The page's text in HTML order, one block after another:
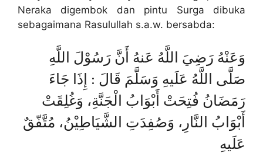
Neraka digembok dan pintu Surga dibuka
sebagaimana Rasulullah s.a.w. bersabda:
وَعَنْهُ رَضِيَ اللَّهُ عَنهُ أَنَّ رَسُوْلَ اللَّهِ
صَلَّى اللَّهُ عَلَيهِ وَسَلَّمَ قَالَ : إِذَا جَاءَ
رَمَضَانُ فُتِحَتْ أَبْوَابُ الْجَنَّةِ، وَغُلِقَتْ
أَبْوَابُ النَّارِ، وَصُفِدَتِ الشَّيَاطِيْنُ، مُتَّفّقٌ
عَلَيهِ